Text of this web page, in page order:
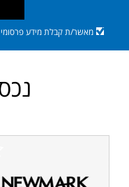
מאשר/ת קבלת מידע פרסומי